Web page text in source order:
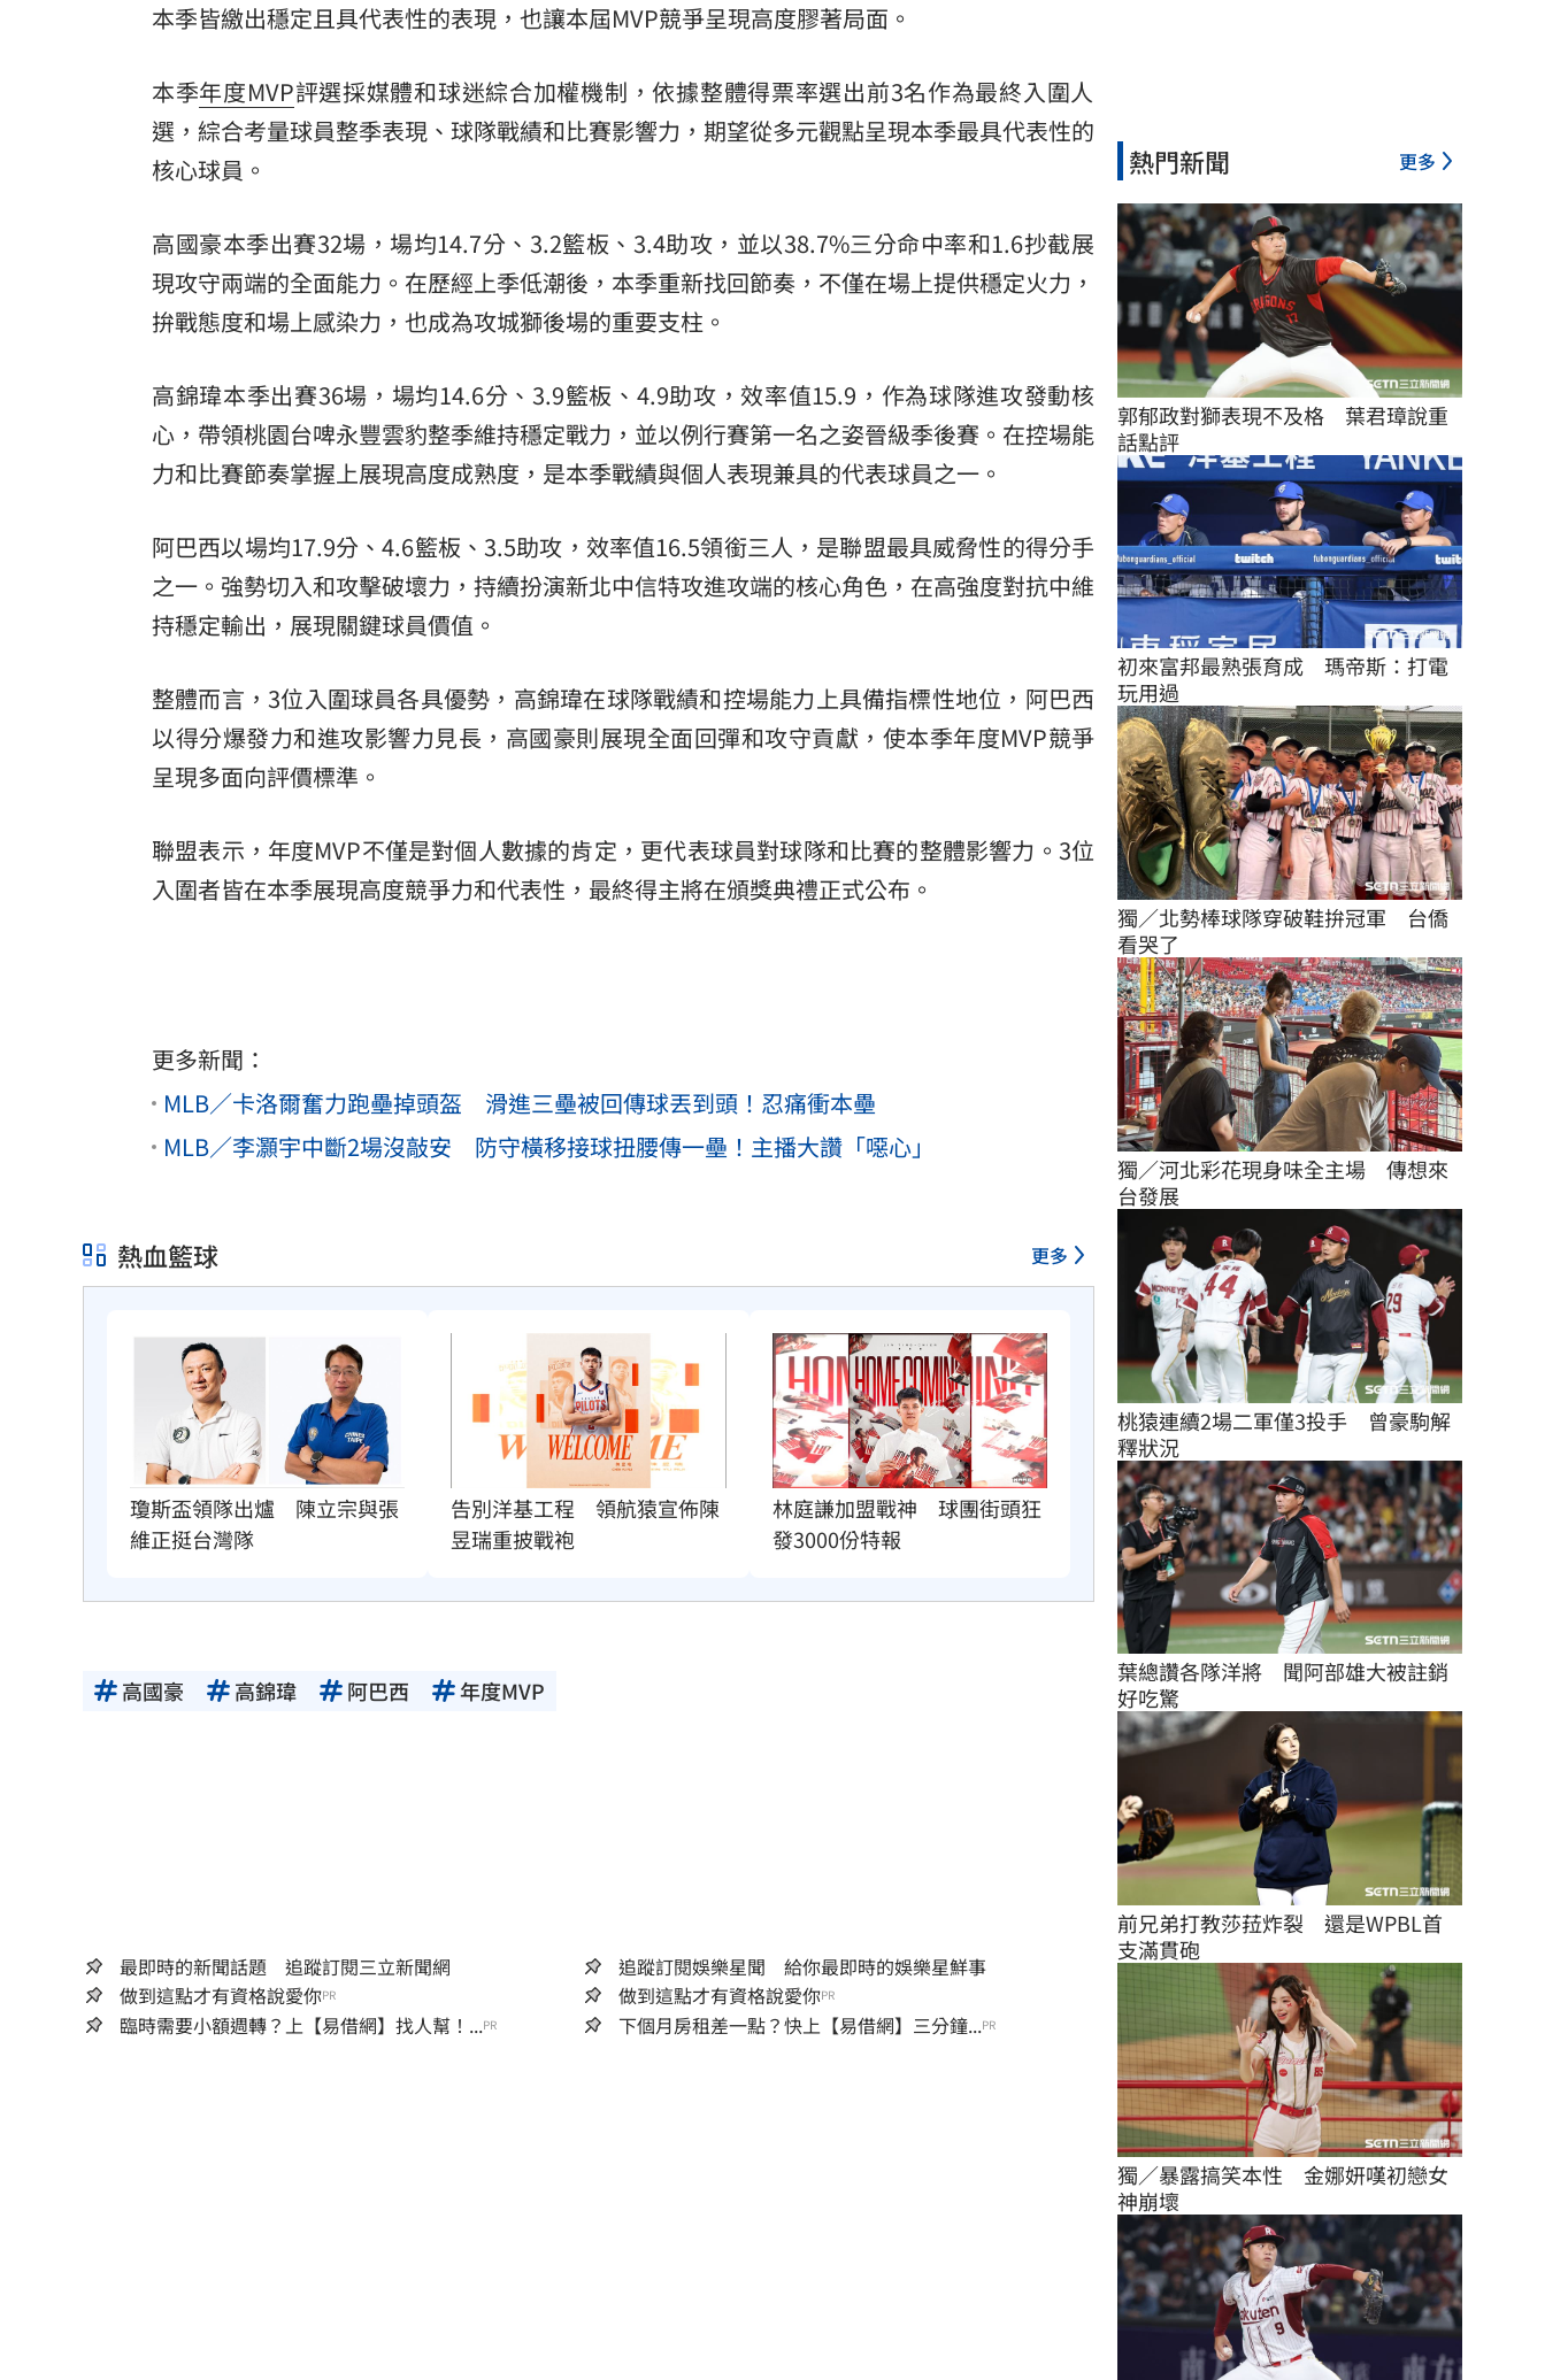
本季皆繳出穩定且具代表性的表現，也讓本屆MVP競爭呈現高度膠著局面。
本季年度MVP評選採媒體和球迷綜合加權機制，依據整體得票率選出前3名作為最終入圍人
選，綜合考量球員整季表現、球隊戰績和比賽影響力，期望從多元觀點呈現本季最具代表性的
核心球員。
高國豪本季出賽32場，場均14.7分、3.2籃板、3.4助攻，並以38.7%三分命中率和1.6抄截展
現攻守兩端的全面能力。在歷經上季低潮後，本季重新找回節奏，不僅在場上提供穩定火力，
拚戰態度和場上感染力，也成為攻城獅後場的重要支柱。
高錦瑋本季出賽36場，場均14.6分、3.9籃板、4.9助攻，效率值15.9，作為球隊進攻發動核
心，帶領桃園台啤永豐雲豹整季維持穩定戰力，並以例行賽第一名之姿晉級季後賽。在控場能
力和比賽節奏掌握上展現高度成熟度，是本季戰績與個人表現兼具的代表球員之一。
阿巴西以場均17.9分、4.6籃板、3.5助攻，效率值16.5領銜三人，是聯盟最具威脅性的得分手
之一。強勢切入和攻擊破壞力，持續扮演新北中信特攻進攻端的核心角色，在高強度對抗中維
持穩定輸出，展現關鍵球員價值。
整體而言，3位入圍球員各具優勢，高錦瑋在球隊戰績和控場能力上具備指標性地位，阿巴西
以得分爆發力和進攻影響力見長，高國豪則展現全面回彈和攻守貢獻，使本季年度MVP競爭
呈現多面向評價標準。
聯盟表示，年度MVP不僅是對個人數據的肯定，更代表球員對球隊和比賽的整體影響力。3位
入圍者皆在本季展現高度競爭力和代表性，最終得主將在頒獎典禮正式公布。
更多新聞：
MLB／卡洛爾奮力跑壘掉頭盔 滑進三壘被回傳球丟到頭！忍痛衝本壘
MLB／李灝宇中斷2場沒敲安 防守橫移接球扭腰傳一壘！主播大讚「噁心」
熱血籃球 更多
瓊斯盃領隊出爐　陳立宗與張
維正挺台灣隊
告別洋基工程　領航猿宣佈陳
昱瑞重披戰袍
林庭謙加盟戰神　球團街頭狂
發3000份特報
高國豪 高錦瑋 阿巴西 年度MVP
最即時的新聞話題 追蹤訂閱三立新聞網
追蹤訂閱娛樂星聞 給你最即時的娛樂星鮮事
做到這點才有資格說愛你PR 做到這點才有資格說愛你PR
臨時需要小額週轉？上【易借網】找人幫！...PR 下個月房租差一點？快上【易借網】三分鐘...PR
熱門新聞 更多
郭郁政對獅表現不及格　葉君璋說重
話點評
初來富邦最熟張育成　瑪帝斯：打電
玩用過
獨／北勢棒球隊穿破鞋拚冠軍　台僑
看哭了
獨／河北彩花現身味全主場　傳想來
台發展
桃猿連續2場二軍僅3投手　曾豪駒解
釋狀況
葉總讚各隊洋將　聞阿部雄大被註銷
好吃驚
前兄弟打教莎菈炸裂　還是WPBL首
支滿貫砲
獨／暴露搞笑本性　金娜妍嘆初戀女
神崩壞